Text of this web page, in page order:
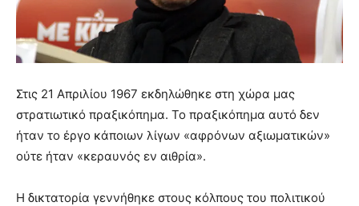
Στις 21 Απριλίου 1967 εκδηλώθηκε στη χώρα μας
στρατιωτικό πραξικόπημα. Το πραξικόπημα αυτό δεν
ήταν το έργο κάποιων λίγων «αφρόνων αξιωματικών»
ούτε ήταν «κεραυνός εν αιθρία».
Η δικτατορία γεννήθηκε στους κόλπους του πολιτικού